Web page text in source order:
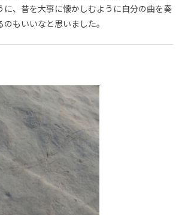
に、昔を大事に懐かしむように自分の曲を奏
もいいなと思いました。